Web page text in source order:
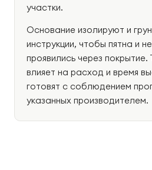
участки.
Основание изолируют и
инструкции, чтобы пятна и
проявились через
влияет на расход и время
готовят с соблюдением
указанных производителем.